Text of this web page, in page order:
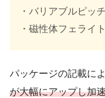
・バリアブルピッ
・磁性体フェライ
パッケージの記載によ
が大幅にアップし加